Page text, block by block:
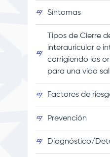
Síntomas
Tipos de Cierre
interauricular e
corrigiendo los
para una vida
Factores de
Prevención
Diagnóstico/